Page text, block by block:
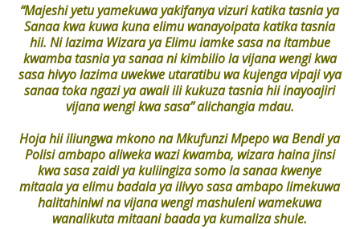
“Majeshi yetu yamekuwa yakifanya vizuri katika tasnia ya
Sanaa kwa kuwa kuna elimu wanayoipata katika tasnia
hii. Ni lazima Wizara ya Elimu iamke sasa na itambue
kwamba tasnia ya sanaa ni kimbilio la vijana wengi kwa
sasa hivyo lazima uwekwe utaratibu wa kujenga vipaji vya
sanaa toka ngazi ya awali ili kukuza tasnia hii inayoajiri
vijana wengi kwa sasa” alichangia mdau.
Hoja hii iliungwa mkono na Mkufunzi Mpepo wa Bendi ya
Polisi ambapo aliweka wazi kwamba, wizara haina jinsi
kwa sasa zaidi ya kuliingiza somo la sanaa kwenye
mitaala ya elimu badala ya ilivyo sasa ambapo limekuwa
halitahiniwi na vijana wengi mashuleni wamekuwa
wanalikuta mitaani baada ya kumaliza shule.